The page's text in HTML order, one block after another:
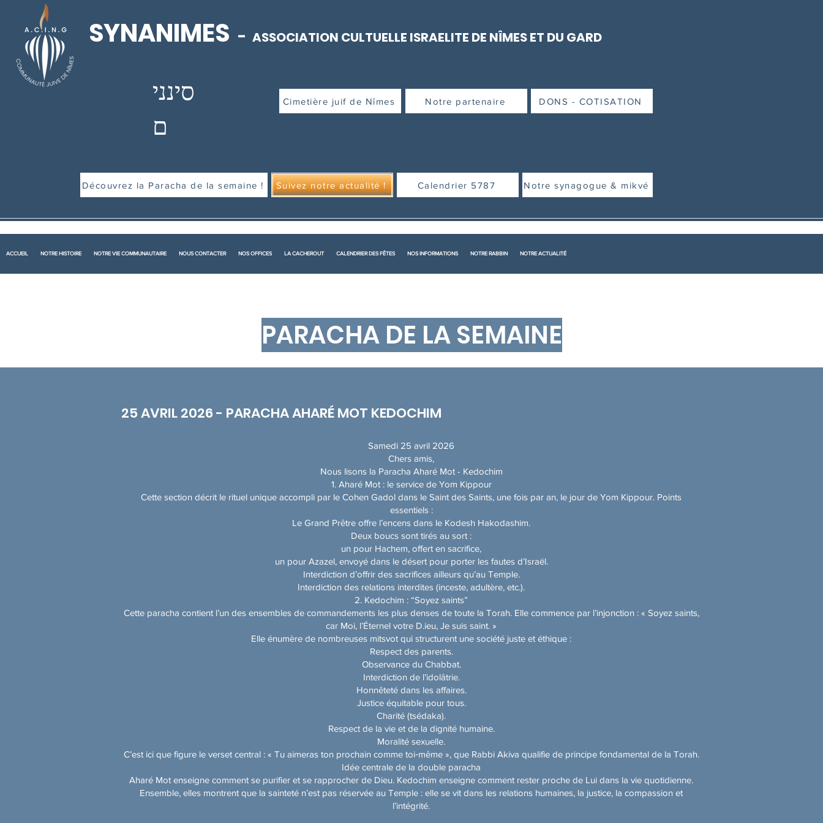
SYNANIMES - ASSOCIATION CULTUELLE ISRAELITE DE NÎMES ET DU GARD
סינני
ם
DONS - COTISATION
Notre partenaire
Cimetière juif de Nîmes
Découvrez la Paracha de la semaine ! Suivez notre actualité ! Calendrier 5787 Notre synagogue & mikvé
ACCUEIL NOTRE HISTOIRE NOTRE VIE COMMUNAUTAIRE NOUS CONTACTER NOS OFFICES LA CACHEROUT CALENDRIER DES FÊTES NOS INFORMATIONS NOTRE RABBIN NOTRE ACTUALITÉ
PARACHA DE LA SEMAINE
25 AVRIL 2026 - PARACHA AHARÉ MOT KEDOCHIM
Samedi 25 avril 2026
Chers amis,
Nous lisons la Paracha Aharé Mot - Kedochim
1. Aharé Mot : le service de Yom Kippour
Cette section décrit le rituel unique accompli par le Cohen Gadol dans le Saint des Saints, une fois par an, le jour de Yom Kippour. Points
essentiels :
Le Grand Prêtre offre l’encens dans le Kodesh Hakodashim.
Deux boucs sont tirés au sort :
un pour Hachem, offert en sacrifice,
un pour Azazel, envoyé dans le désert pour porter les fautes d’Israël.
Interdiction d’offrir des sacrifices ailleurs qu’au Temple.
Interdiction des relations interdites (inceste, adultère, etc.).
2. Kedochim : “Soyez saints”
Cette paracha contient l’un des ensembles de commandements les plus denses de toute la Torah. Elle commence par l’injonction : « Soyez saints,
car Moi, l’Éternel votre D.ieu, Je suis saint. »
Elle énumère de nombreuses mitsvot qui structurent une société juste et éthique :
Respect des parents.
Observance du Chabbat.
Interdiction de l’idolâtrie.
Honnêteté dans les affaires.
Justice équitable pour tous.
Charité (tsédaka).
Respect de la vie et de la dignité humaine.
Moralité sexuelle.
C’est ici que figure le verset central : « Tu aimeras ton prochain comme toi‑même », que Rabbi Akiva qualifie de principe fondamental de la Torah.
Idée centrale de la double paracha
Aharé Mot enseigne comment se purifier et se rapprocher de Dieu. Kedochim enseigne comment rester proche de Lui dans la vie quotidienne.
Ensemble, elles montrent que la sainteté n’est pas réservée au Temple : elle se vit dans les relations humaines, la justice, la compassion et
l’intégrité.